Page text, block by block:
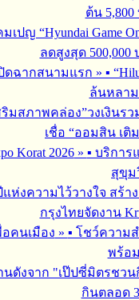
ต้น
ญ “Hyundai Game
ลดสูงสุด 500,000
ดฉากสนามแรก » ▪︎
ล้นหลาม
สภาพคล่อง”วงเงินรว
เชื่อ “ออมสิน เติ
Korat 2026» ▪︎ บริกา
สุขุม
ห่งความไว้วางใจ สร้
กรุงไทยจัดงาน
คนเมือง » ▪︎ โชว์ความ
พร้อ
ดังจาก "เป๊ปซี่มิตรชว
กินตลอด